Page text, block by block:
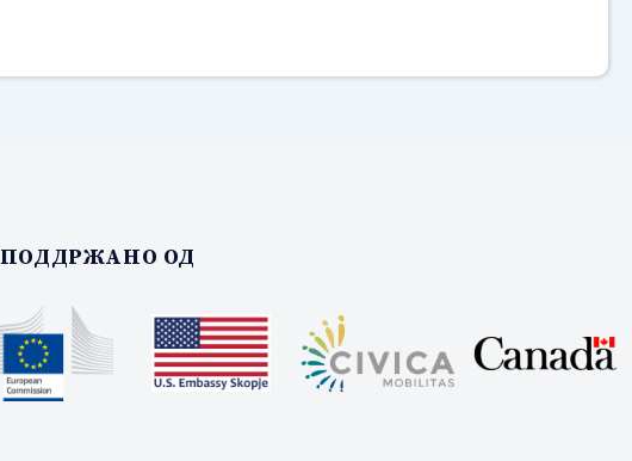
ПОДДРЖАНО ОД